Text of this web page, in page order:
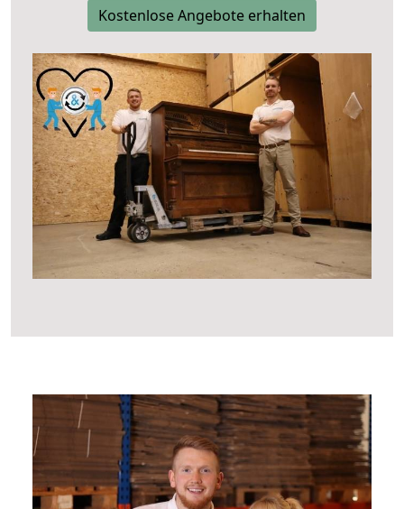
Kostenlose Angebote erhalten